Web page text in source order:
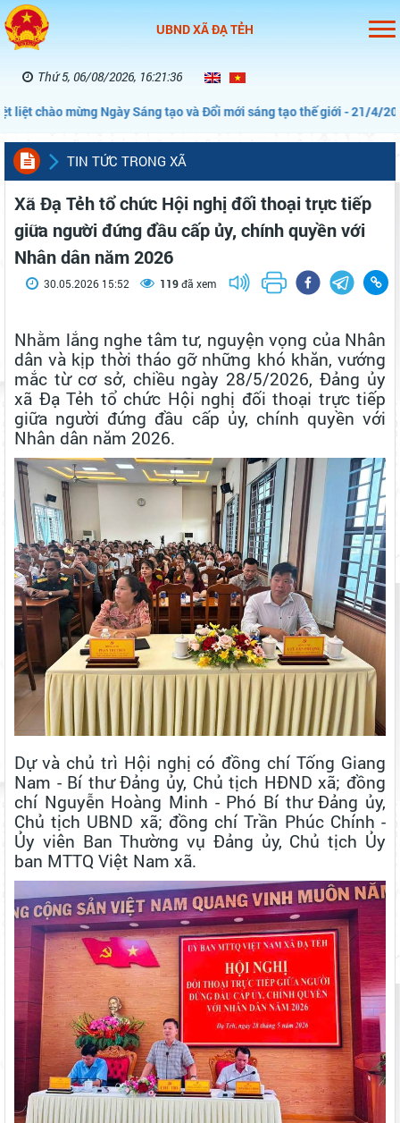
UBND XÃ ĐẠ TẺH
Thứ 5, 06/08/2026, 16:21:37
chào mừng Ngày Sáng tạo và Đổi mới sáng tạo thế giới - 21/4/2026”
TIN TỨC TRONG XÃ
Xã Đạ Tẻh tổ chức Hội nghị đối thoại trực tiếp
giữa người đứng đầu cấp ủy, chính quyền với
Nhân dân năm 2026
30.05.2026 15:52 119đã xem
Nhằm lắng nghe tâm tư, nguyện vọng của Nhân
dân và kịp thời tháo gỡ những khó khăn, vướng
mắc từ cơ sở, chiều ngày 28/5/2026, Đảng ủy
xã Đạ Tẻh tổ chức Hội nghị đối thoại trực tiếp
giữa người đứng đầu cấp ủy, chính quyền với
Nhân dân năm 2026.
Dự và chủ trì Hội nghị có đồng chí Tống Giang
Nam - Bí thư Đảng ủy, Chủ tịch HĐND xã; đồng
chí Nguyễn Hoàng Minh - Phó Bí thư Đảng ủy,
Chủ tịch UBND xã; đồng chí Trần Phúc Chính -
Ủy viên Ban Thường vụ Đảng ủy, Chủ tịch Ủy
ban MTTQ Việt Nam xã.